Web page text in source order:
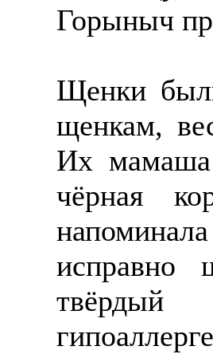
Горыныч
Щенки
щенкам,
Их мамаша
чёрная
исправно
твёрдый